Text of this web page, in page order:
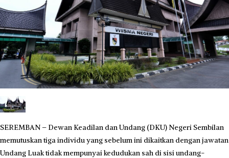
SEREMBAN – Dewan Keadilan dan Undang (DKU) Negeri Sembilan
memutuskan tiga individu yang sebelum ini dikaitkan dengan jawatan
Undang Luak tidak mempunyai kedudukan sah di sisi undang-